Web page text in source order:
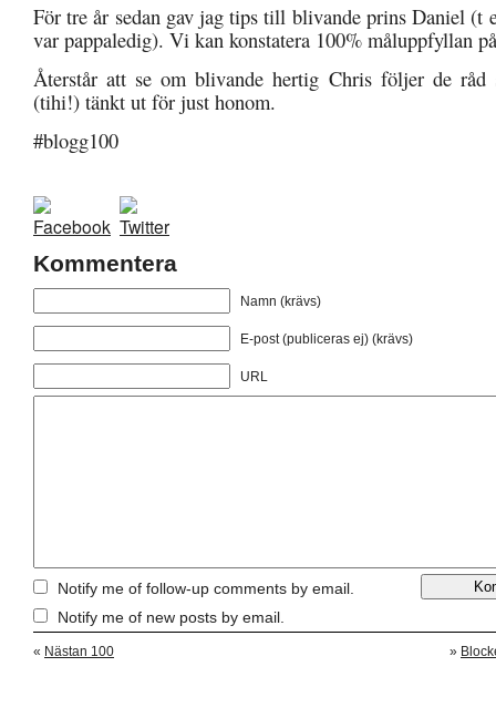
För tre år sedan gav jag tips till blivande prins Daniel (t
var pappaledig). Vi kan konstatera 100% måluppfyllan
Återstår att se om blivande hertig Chris följer de råd
(tihi!) tänkt ut för just honom.
#blogg100
Kommentera
Namn (krävs)
E-post (publiceras ej) (krävs)
URL
Notify me of follow-up comments by email.
Notify me of new posts by email.
« Nästan 100 »